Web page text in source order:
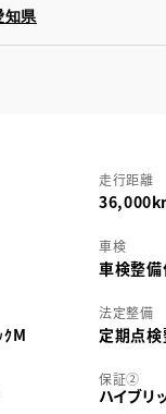
知県
走行距離
車検
車検整備
ｸM
法定整備
定期点
保証②
ハイブリ